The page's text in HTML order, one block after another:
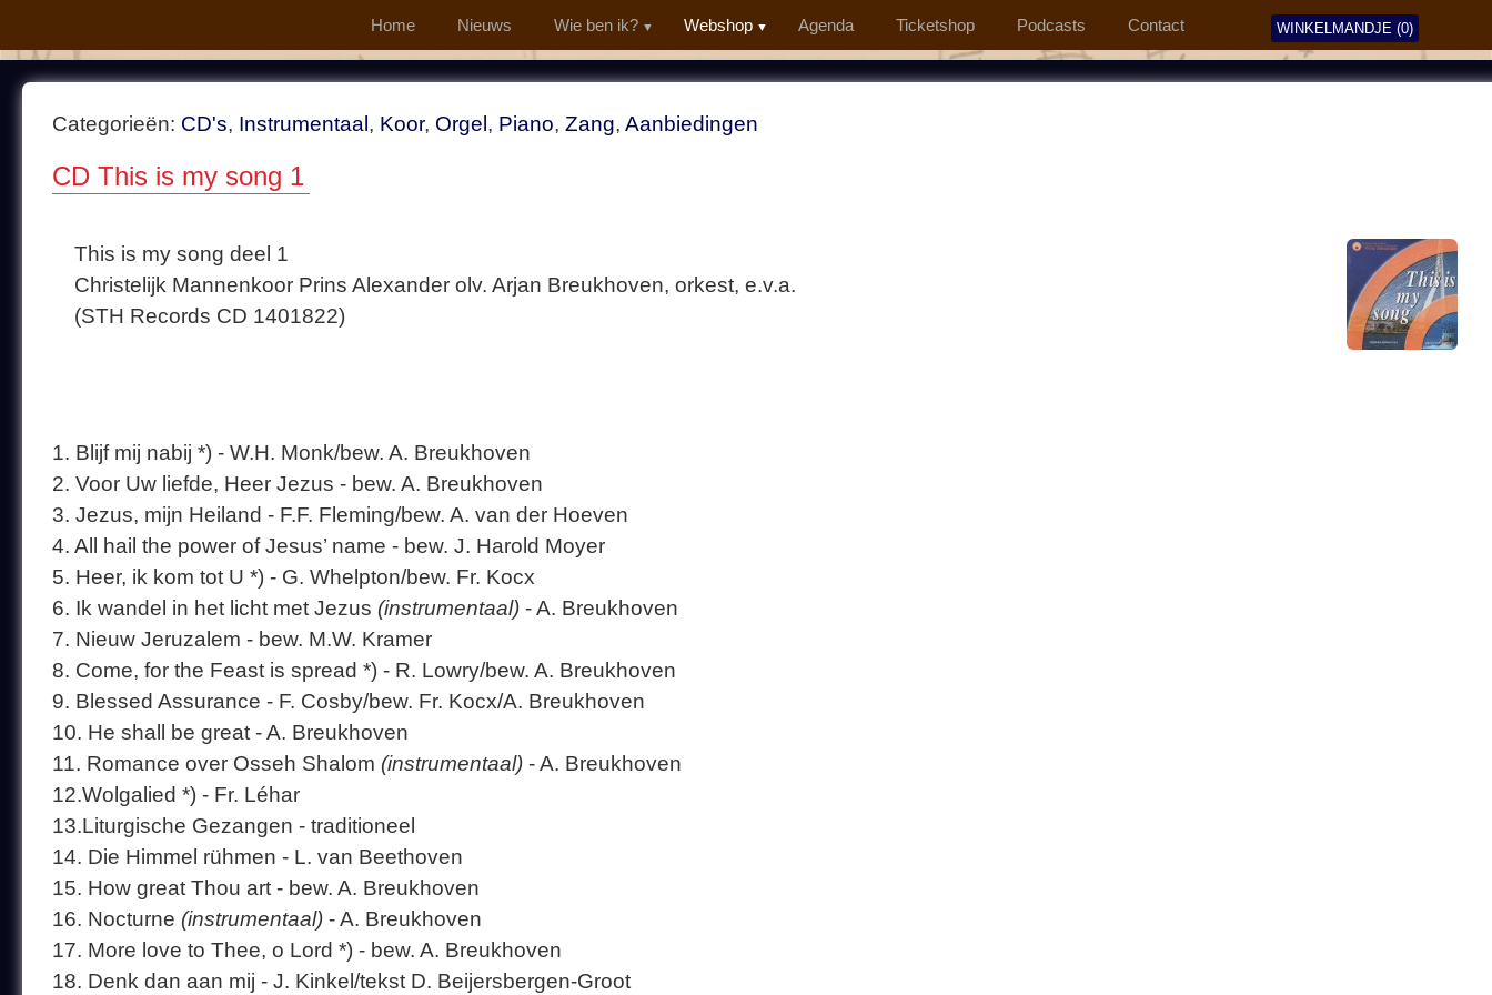
Home Nieuws Wie ben ik? Webshop Agenda Ticketshop Podcasts Contact WINKELMANDJE (0)
Categorieën: CD's, Instrumentaal , Koor, Orgel , Piano, Zang, Aanbiedingen
CD This is my song 1
This is my song deel 1
Christelijk Mannenkoor Prins Alexander olv. Arjan Breukhoven, orkest, e.v.a.
(STH Records CD 1401822)
1. Blijf mij nabij *) - W.H. Monk/bew. A. Breukhoven
2. Voor Uw liefde, Heer Jezus - bew. A. Breukhoven
3. Jezus, mijn Heiland - F.F. Fleming/bew. A. van der Hoeven
4. All hail the power of Jesus’ name - bew. J. Harold Moyer
5. Heer, ik kom tot U *) - G. Whelpton/bew. Fr. Kocx
6. Ik wandel in het licht met Jezus (instrumentaal) - A. Breukhoven
7. Nieuw Jeruzalem - bew. M.W. Kramer
8. Come, for the Feast is spread *) - R. Lowry/bew. A. Breukhoven
9. Blessed Assurance - F. Cosby/bew. Fr. Kocx/A. Breukhoven
10. He shall be great - A. Breukhoven
11. Romance over Osseh Shalom (instrumentaal) - A. Breukhoven
12.Wolgalied *) - Fr. Léhar
13.Liturgische Gezangen - traditioneel
14. Die Himmel rühmen - L. van Beethoven
15. How great Thou art - bew. A. Breukhoven
16. Nocturne (instrumentaal) - A. Breukhoven
17. More love to Thee, o Lord *) - bew. A. Breukhoven
18. Denk dan aan mij - J. Kinkel/tekst D. Beijersbergen-Groot